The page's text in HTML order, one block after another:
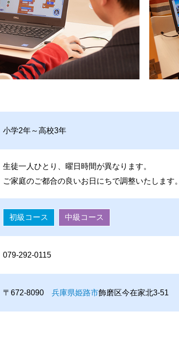
小学2年～高校3年
生徒一人ひとり、曜日時間が異なります。
ご家庭のご都合の良いお日にちで調整いたします。
初級コース 中級コース
079-292-0115
〒672-8090 兵庫県姫路市飾磨区今在家北3-51